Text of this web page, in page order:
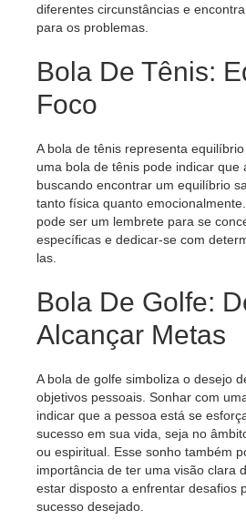
diferentes circunstâncias e
para os problemas.
Bola De Tênis:
Foco
A bola de tênis representa
uma bola de tênis pode indicar que
buscando encontrar um equilíbrio
tanto física quanto
pode ser um lembrete para se
específicas e dedicar-se com
las.
Bola De Golfe:
Alcançar Metas
A bola de golfe simboliza o desejo
objetivos pessoais. Sonhar com
indicar que a pessoa está se
sucesso em sua vida, seja no
ou espiritual. Esse sonho também
importância de ter uma visão clara
estar disposto a enfrentar desafios
sucesso desejado.